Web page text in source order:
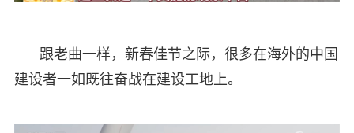
跟老曲一样，新春佳节之际，很多在海外的中国
建设者一如既往奋战在建设工地上。